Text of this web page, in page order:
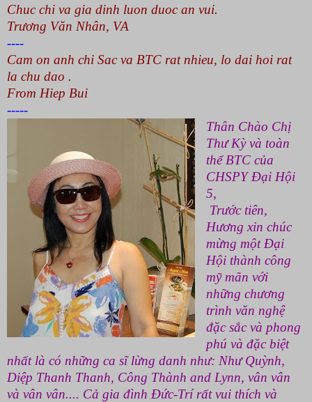
Chuc chi va gia dinh luon duoc an vui.
Trương Văn Nhân, VA
----
Cam on anh chi Sac va BTC rat nhieu, lo dai hoi rat
la chu dao .
From Hiep Bui
-----
Thân Chào Chị
Thư Kỳ và toàn
thể BTC của
CHSPY Đại Hội
5,
Trước tiên,
Hương xin chúc
mừng một Đại
Hội thành công
mỹ mãn với
những chương
trình văn nghệ
đặc sắc và phong
phú và đặc biệt
nhất là có những ca sĩ lừng danh như: Như Quỳnh,
Diệp Thanh Thanh, Công Thành and Lynn, vân vân
và vân vân.... Cả gia đình Đức-Trí rất vui thích và